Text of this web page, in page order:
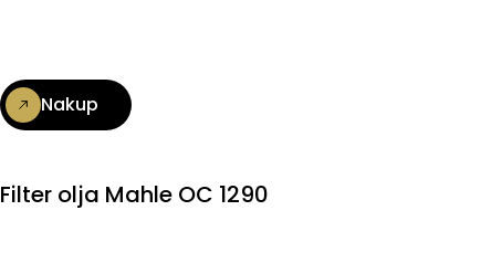
Nakup
Filter olja Mahle OC 1290